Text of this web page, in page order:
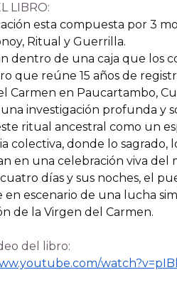
LIBRO:
esta compuesta por 3
Ritual y Guerrilla.
dentro de una caja que los
que reúne 15 años de
Carmen en Paucartambo,
investigación profunda y
ritual ancestral como un
colectiva, donde lo sagrado,
en una celebración viva del
días y sus noches, el
en escenario de una lucha
de la Virgen del Carmen.
del libro: